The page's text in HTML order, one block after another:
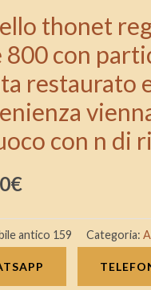
thonet
800 con
restaurato
con n di
€
antico 159 Categoria: